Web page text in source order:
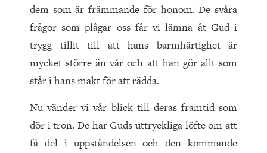
dem som är främmande för honom. De svåra
frågor som plågar oss får vi lämna åt Gud i
trygg tillit till att hans barmhärtighet är
mycket större än vår och att han gör allt som
står i hans makt för att rädda.
Nu vänder vi vår blick till deras framtid som
dör i tron. De har Guds uttryckliga löfte om att
få del i uppståndelsen och den kommande